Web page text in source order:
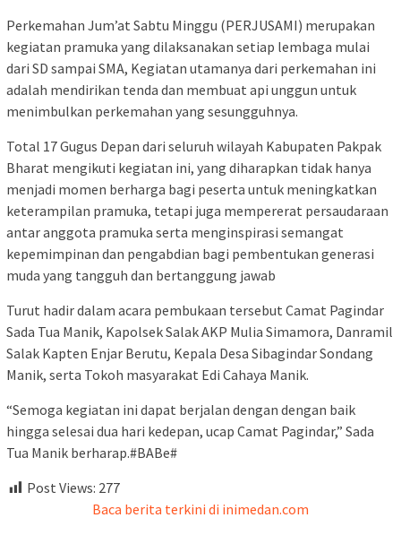
Perkemahan Jum’at Sabtu Minggu (PERJUSAMI) merupakan
kegiatan pramuka yang dilaksanakan setiap lembaga mulai
dari SD sampai SMA, Kegiatan utamanya dari perkemahan ini
adalah mendirikan tenda dan membuat api unggun untuk
menimbulkan perkemahan yang sesungguhnya.
Total 17 Gugus Depan dari seluruh wilayah Kabupaten Pakpak
Bharat mengikuti kegiatan ini, yang diharapkan tidak hanya
menjadi momen berharga bagi peserta untuk meningkatkan
keterampilan pramuka, tetapi juga mempererat persaudaraan
antar anggota pramuka serta menginspirasi semangat
kepemimpinan dan pengabdian bagi pembentukan generasi
muda yang tangguh dan bertanggung jawab
Turut hadir dalam acara pembukaan tersebut Camat Pagindar
Sada Tua Manik, Kapolsek Salak AKP Mulia Simamora, Danramil
Salak Kapten Enjar Berutu, Kepala Desa Sibagindar Sondang
Manik, serta Tokoh masyarakat Edi Cahaya Manik.
“Semoga kegiatan ini dapat berjalan dengan dengan baik
hingga selesai dua hari kedepan, ucap Camat Pagindar,” Sada
Tua Manik berharap.#BABe#
Post Views: 277
Baca berita terkini di inimedan.com